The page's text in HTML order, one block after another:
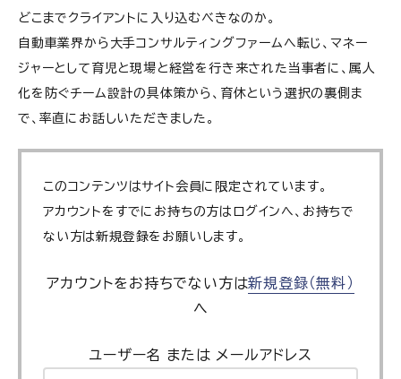
どこまでクライアントに入り込むべきなのか。
自動車業界から大手コンサルティングファームへ転じ、マネー
ジャーとして育児と現場と経営を行き来された当事者に、属人
化を防ぐチーム設計の具体策から、育休という選択の裏側ま
で、率直にお話しいただきました。
このコンテンツはサイト会員に限定されています。
アカウントをすでにお持ちの方はログインへ、お持ちで
ない方は新規登録をお願いします。
アカウントをお持ちでない方は新規登録（無料）
へ
ユーザー名 または メールアドレス